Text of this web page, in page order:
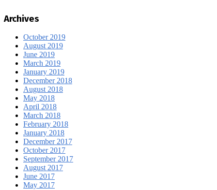
Archives
October 2019
August 2019
June 2019
March 2019
January 2019
December 2018
August 2018
May 2018
April 2018
March 2018
February 2018
January 2018
December 2017
October 2017
September 2017
August 2017
June 2017
May 2017